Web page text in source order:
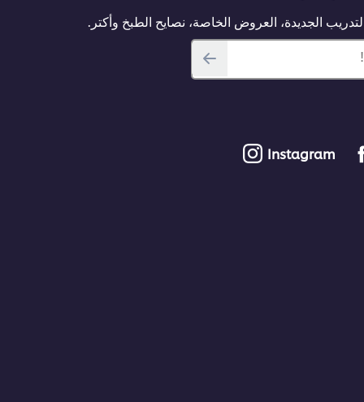
الجديدة، العروض الخاصة، نصايح الطبخ وأكتر.
Instagram